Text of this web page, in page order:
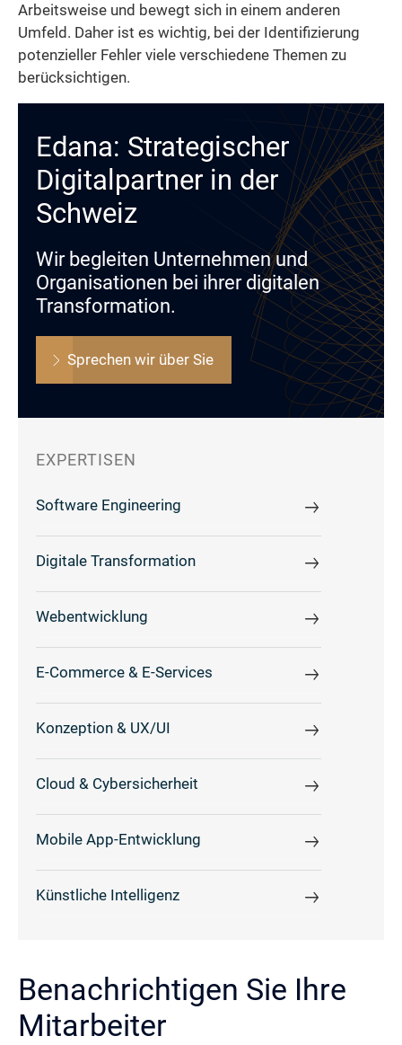
Arbeitsweise und bewegt sich in einem anderen
Umfeld. Daher ist es wichtig, bei der Identifizierung
potenzieller Fehler viele verschiedene Themen zu
berücksichtigen.
Edana: Strategischer
Digitalpartner in der
Schweiz
Wir begleiten Unternehmen und
Organisationen bei ihrer digitalen
Transformation.
Sprechen wir über Sie
EXPERTISEN
Software Engineering
Digitale Transformation
Webentwicklung
E-Commerce & E-Services
Konzeption & UX/UI
Cloud & Cybersicherheit
Mobile App-Entwicklung
Künstliche Intelligenz
Benachrichtigen Sie Ihre
Mitarbeiter